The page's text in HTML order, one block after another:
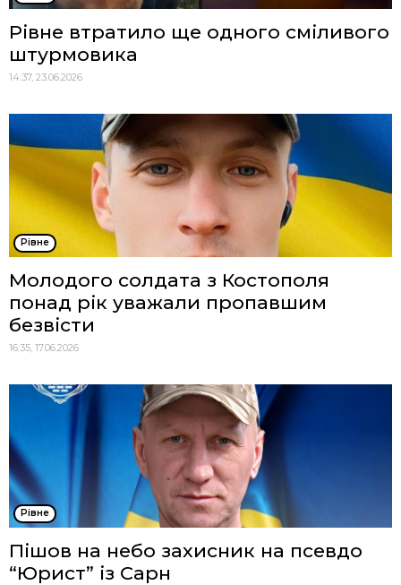
Рівне втратило ще одного сміливого
штурмовика
14:37, 23.06.2026
Рівне
Молодого солдата з Костополя
понад рік уважали пропавшим
безвісти
16:35, 17.06.2026
Рівне
Пішов на небо захисник на псевдо
“Юрист” із Сарн